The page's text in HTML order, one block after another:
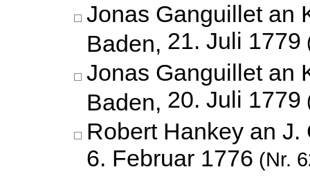
Jonas Ganguillet an
Baden, 21. Juli 1779
Jonas Ganguillet an
Baden, 20. Juli 1779
Robert Hankey an J.
6. Februar 1776 (Nr.